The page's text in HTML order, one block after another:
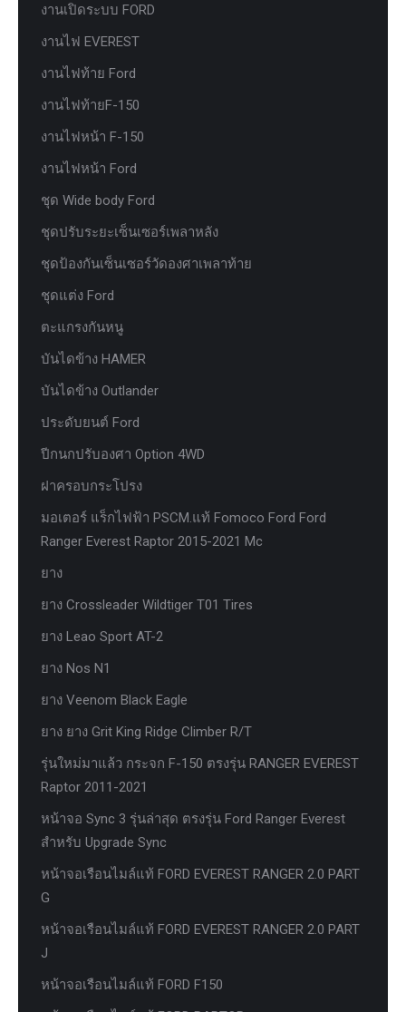
งานเปิดระบบ FORD
งานไฟ EVEREST
งานไฟท้าย Ford
งานไฟท้ายF-150
งานไฟหน้า F-150
งานไฟหน้า Ford
ชุด Wide body Ford
ชุดปรับระยะเซ็นเซอร์เพลาหลัง
ชุดป้องกันเซ็นเซอร์วัดองศาเพลาท้าย
ชุดแต่ง Ford
ตะแกรงกันหนู
บันไดข้าง HAMER
บันไดข้าง Outlander
ประดับยนต์ Ford
ปีกนกปรับองศา Option 4WD
ฝาครอบกระโปรง
มอเตอร์ แร็กไฟฟ้า PSCM.แท้ Fomoco Ford Ford
Ranger Everest Raptor 2015-2021 Mc
ยาง
ยาง Crossleader Wildtiger T01 Tires
ยาง Leao Sport AT-2
ยาง Nos N1
ยาง Veenom Black Eagle
ยาง ยาง Grit King Ridge Climber R/T
รุ่นใหม่มาแล้ว กระจก F-150 ตรงรุ่น RANGER EVEREST
Raptor 2011-2021
หน้าจอ Sync 3 รุ่นล่าสุด ตรงรุ่น Ford Ranger Everest
สำหรับ Upgrade Sync
หน้าจอเรือนไมล์แท้ FORD EVEREST RANGER 2.0 PART
G
หน้าจอเรือนไมล์แท้ FORD EVEREST RANGER 2.0 PART
J
หน้าจอเรือนไมล์แท้ FORD F150